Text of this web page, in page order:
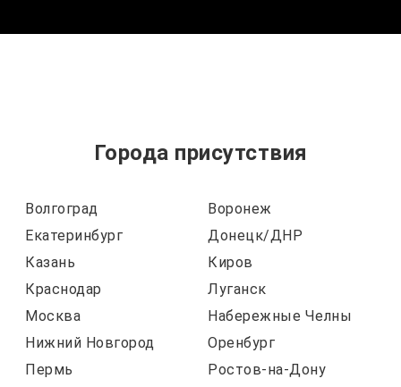
Города присутствия
Волгоград
Воронеж
Екатеринбург
Донецк/ДНР
Казань
Киров
Краснодар
Луганск
Москва
Набережные Челны
Нижний Новгород
Оренбург
Пермь
Ростов-на-Дону